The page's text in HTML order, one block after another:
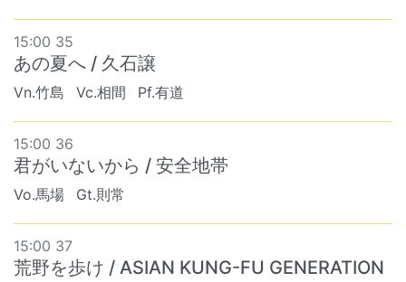
15:00 35
あの夏へ / 久石譲
Vn.竹島 Vc.相間 Pf.有道
15:00 36
君がいないから / 安全地帯
Vo.馬場 Gt.則常
15:00 37
荒野を歩け / ASIAN KUNG-FU GENERATION